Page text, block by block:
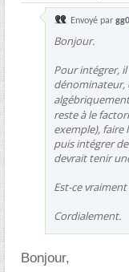
Envoyé par gg0
Bonjour.
Pour intégrer,
dénominateur,
reste à le
exemple), faire
puis intégrer
devrait tenir
Est-ce vraiment
Cordialement.
Bonjour,